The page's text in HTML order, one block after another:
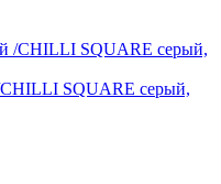
SQUARE серый,